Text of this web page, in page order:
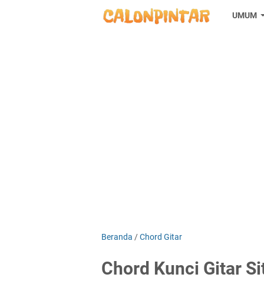
UMUM
Beranda /Chord Gitar
Chord Kunci Gitar